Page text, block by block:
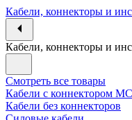
Кабели, коннекторы и
Кабели, коннекторы и
Смотреть все товары
Кабели с коннектором
Кабели без коннекторов